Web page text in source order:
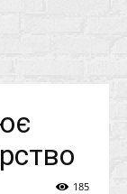
185